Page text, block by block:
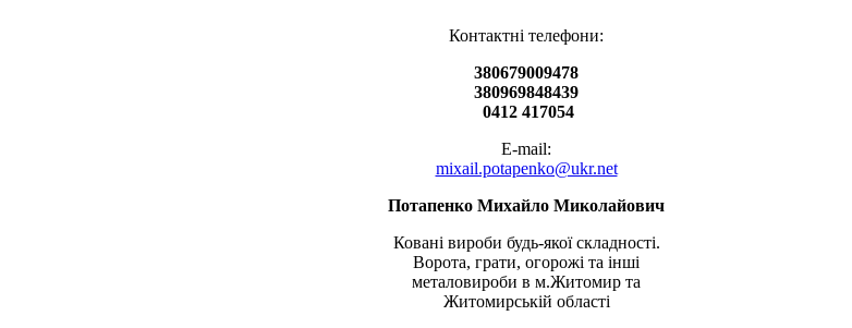
Контактні телефони:
380679009478
380969848439
0412 417054
E-mail:
mixail.potapenko@ukr.net
Потапенко Михайло Миколайович
Ковані вироби будь-якої складності.
Ворота, грати, огорожі та інші
металовироби в м.Житомир та
Житомирській області